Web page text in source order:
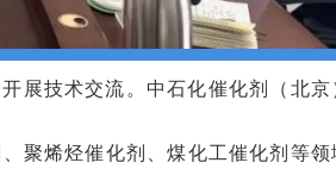
展技术交流。中石化催化剂（北京
聚烯烃催化剂、煤化工催化剂等领